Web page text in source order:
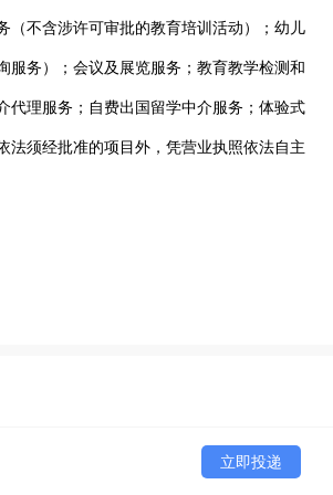
（不含涉许可审批的教育培训活动）；幼儿
服务）；会议及展览服务；教育教学检测和
代理服务；自费出国留学中介服务；体验式
法须经批准的项目外，凭营业执照依法自主
立即投递